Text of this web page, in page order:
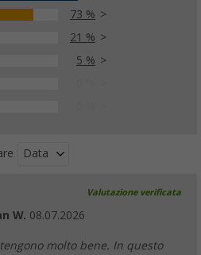
parasole Berger UV+50
73 %
21 %
5 %
Data
Valutazione verificata
W. 08.07.2026
molto bene. In questo